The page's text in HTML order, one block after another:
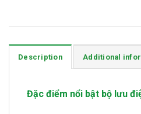
Description Additional
Đặc điểm nổi bật bộ lưu